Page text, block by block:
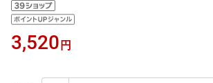
3,520 円